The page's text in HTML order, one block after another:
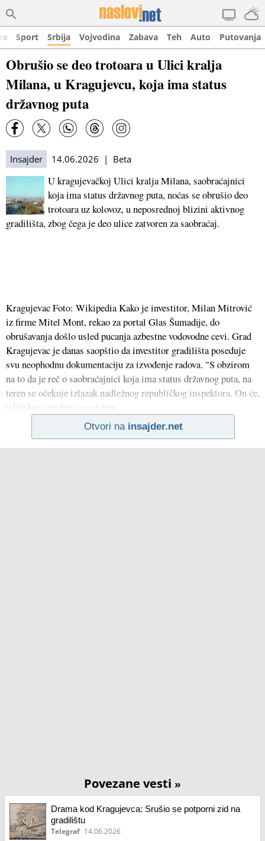
Sport Srbija Vojvodina Zabava Teh Auto Putovanja
Obrušio se deo trotoara u Ulici kralja
Milana, u Kragujevcu, koja ima status
državnog puta
Insajder 14.06.2026 | Beta
U kragujevačkoj Ulici kralja Milana, saobraćajnici
koja ima status državnog puta, noćas se obrušio deo
trotoara uz kolovoz, u neposrednoj blizini aktivnog
gradilišta, zbog čega je deo ulice zatvoren za saobraćaj.
Kragujevac Foto: Wikipedia Kako je investitor, Milan Mitrović
iz firme Mitel Mont, rekao za portal Glas Šumadije, do
obrušavanja došlo usled pucanja azbestne vodovodne cevi. Grad
Kragujevac je danas saopštio da investitor gradilišta poseduje
svu neophodnu dokumentaciju za izvođenje radova. "S obzirom
na to da je reč o saobraćajnici koja ima status državnog puta, na
teren se očekuje izlazak nadležnog republičkog inspektora. On će,
u bliskoj saradnji sa ostalim
Otvori na insajder.net
Povezane vesti »
Drama kod Kragujevca: Srušio se potporni zid na
gradilištu
Telegraf 14.06.2026